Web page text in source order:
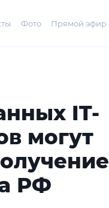
Фото Прямой эфир
IT-
могут
РФ